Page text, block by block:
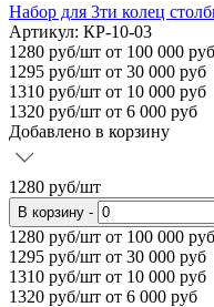
Набор для 3ти колец
Артикул: КР-10-03
1280 руб/шт от 100 000 руб
1295 руб/шт от 30 000 руб
1310 руб/шт от 10 000 руб
1320 руб/шт от 6 000 руб
Добавлено в корзину
1280 руб/шт
В корзину -
1280 руб/шт от 100 000 руб
1295 руб/шт от 30 000 руб
1310 руб/шт от 10 000 руб
1320 руб/шт от 6 000 руб